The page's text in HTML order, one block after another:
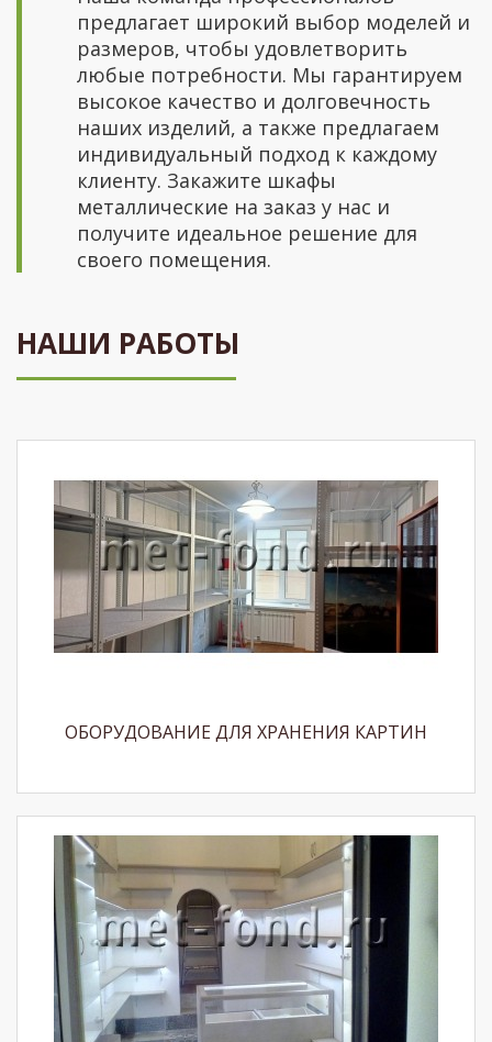
предлагает широкий выбор моделей и
размеров, чтобы удовлетворить
любые потребности. Мы гарантируем
высокое качество и долговечность
наших изделий, а также предлагаем
индивидуальный подход к каждому
клиенту. Закажите шкафы
металлические на заказ у нас и
получите идеальное решение для
своего помещения.
НАШИ РАБОТЫ
ОБОРУДОВАНИЕ ДЛЯ ХРАНЕНИЯ КАРТИН